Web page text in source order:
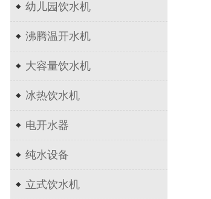
幼儿园饮水机
沸腾温开水机
大容量饮水机
冰热饮水机
电开水器
纯水设备
立式饮水机